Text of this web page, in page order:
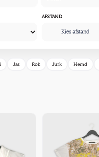
AFSTAND
Kies afstand
Jas Rok Jurk Hemd